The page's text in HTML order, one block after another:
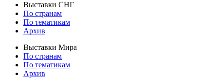
Выставки СНГ
По странам
По тематикам
Архив
Выставки Мира
По странам
По тематикам
Архив